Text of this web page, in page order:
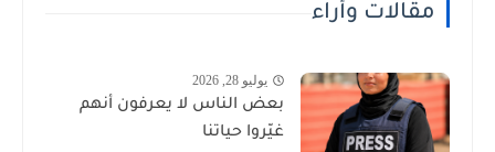
مقالات وأراء
يوليو 28, 2026
بعض الناس لا يعرفون أنهم
غيّروا حياتنا